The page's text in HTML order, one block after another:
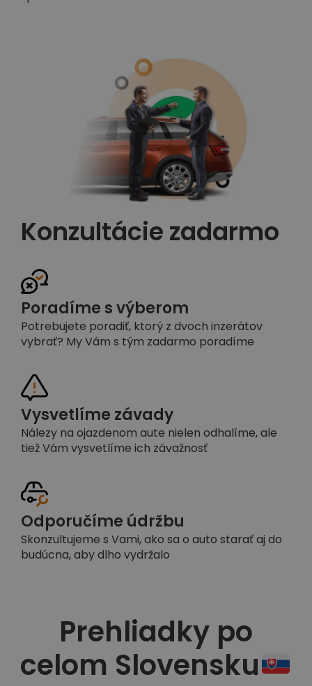
Konzultácie zadarmo
Poradíme s výberom
Potrebujete poradiť, ktorý z dvoch inzerátov
vybrať? My Vám s tým zadarmo poradíme
Vysvetlíme závady
Nálezy na ojazdenom aute nielen odhalíme, ale
tiež Vám vysvetlíme ich závažnosť
Odporučíme údržbu
Skonzultujeme s Vami, ako sa o auto starať aj do
budúcna, aby dlho vydržalo
Prehliadky po
celom Slovensku